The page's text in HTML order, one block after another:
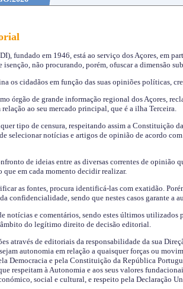
fundado em 1946, está ao serviço dos Açores, em
isenção, não procurando, porém, ofuscar a dimensão
os cidadãos em função das suas opiniões políticas,
órgão de grande informação regional dos Açores,
relação ao seu mercado principal, que é a ilha Terceira.
tipo de censura, respeitando assim a Constituição
selecionar notícias e artigos de opinião de acordo
de ideias entre as diversas correntes de opinião
em cada momento decidir realizar.
as fontes, procura identificá-las com exatidão.
confidencialidade, sendo que nestes casos garante a
notícias e comentários, sendo estes últimos utilizados
do legítimo direito de decisão editorial.
através de editoriais da responsabilidade da sua
autonomia em relação a quaisquer forças ou
Democracia e pela Constituição da República
respeitam à Autonomia e aos seus valores
social e cultural, e respeito pela Declaração